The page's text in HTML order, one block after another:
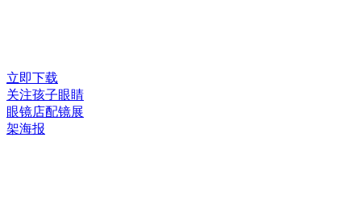
立即下载
关注孩子眼睛
眼镜店配镜展
架海报